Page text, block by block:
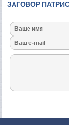
ЗАГОВОР